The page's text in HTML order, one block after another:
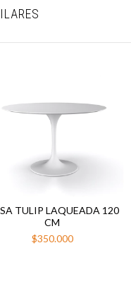
TULIP LAQUEADA 120
CM
$350.000